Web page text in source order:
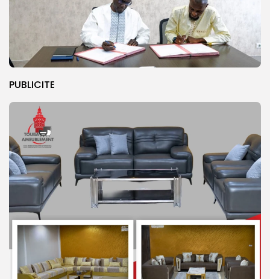
PUBLICITE